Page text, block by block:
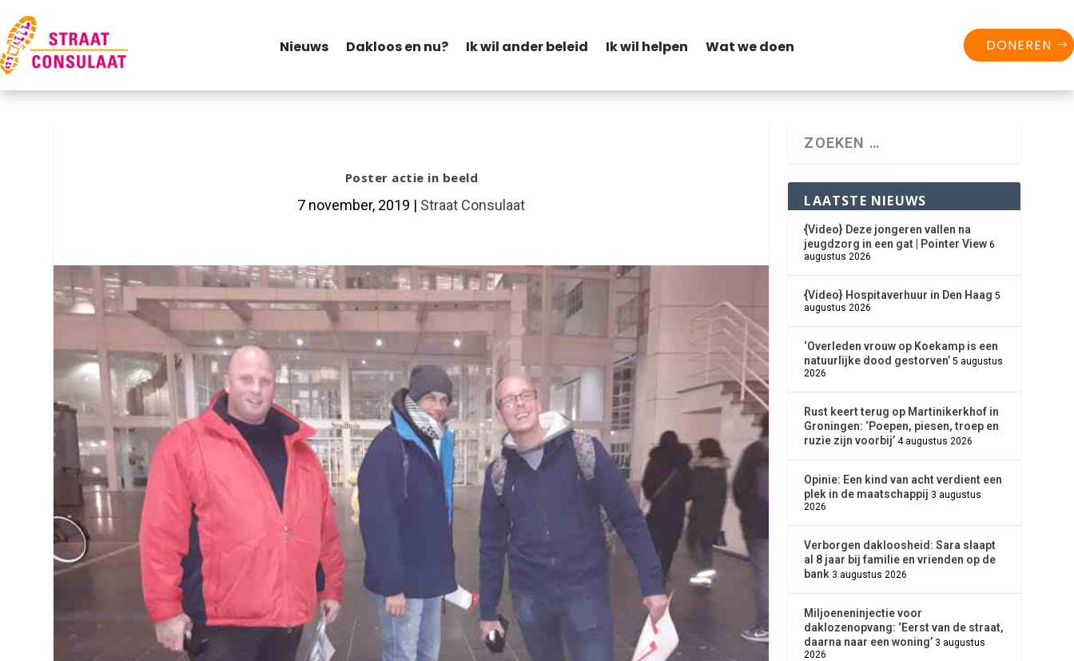
Nieuws Dakloos en nu? Ik wil ander beleid Ik wil helpen Wat we doen DONEREN
Poster actie in beeld
7 november, 2019 | Straat Consulaat LAATSTE NIEUWS
{Video} Deze jongeren vallen na
jeugdzorg in een gat | Pointer View 6
augustus 2026
{Video} Hospitaverhuur in Den Haag 5
augustus 2026
‘Overleden vrouw op Koekamp is een
natuurlijke dood gestorven’ 5 augustus
2026
Rust keert terug op Martinikerkhof in
Groningen: ‘Poepen, piesen, troep en
ruzie zijn voorbij’ 4 augustus 2026
Opinie: Een kind van acht verdient een
plek in de maatschappij 3 augustus
2026
Verborgen dakloosheid: Sara slaapt
al 8 jaar bij familie en vrienden op de
bank 3 augustus 2026
Miljoeneninjectie voor
daklozenopvang: ‘Eerst van de straat,
daarna naar een woning’ 3 augustus
2026